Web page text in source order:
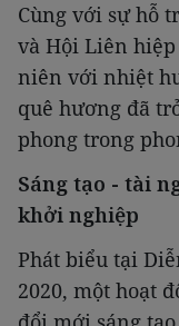
Cùng với sự hỗ
và Hội Liên
niên với nhiệt
quê hương đã
phong trong
Sáng tạo - tài
khởi nghiệp
Phát biểu tại
2020, một hoạt